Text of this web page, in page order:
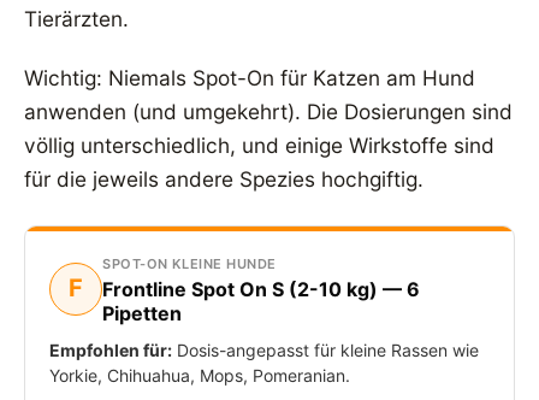
Tierärzten.
Wichtig: Niemals Spot-On für Katzen am Hund
anwenden (und umgekehrt). Die Dosierungen sind
völlig unterschiedlich, und einige Wirkstoffe sind
für die jeweils andere Spezies hochgiftig.
F
SPOT-ON KLEINE HUNDE
Frontline Spot On S (2-10 kg) — 6
Pipetten
Empfohlen für: Dosis-angepasst für kleine Rassen wie
Yorkie, Chihuahua, Mops, Pomeranian.